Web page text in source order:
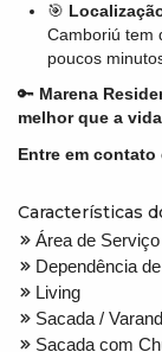
🎯
Camboriú tem
poucos
🔑 Marena
melhor que a
Entre em
Características
Área de Serviço
Dependência
Living
Sacada /
Sacada com